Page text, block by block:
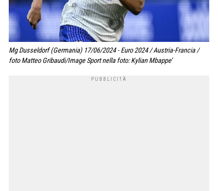
Mg Dusseldorf (Germania) 17/06/2024 - Euro 2024 / Austria-Francia /
foto Matteo Gribaudi/Image Sport nella foto: Kylian Mbappe’